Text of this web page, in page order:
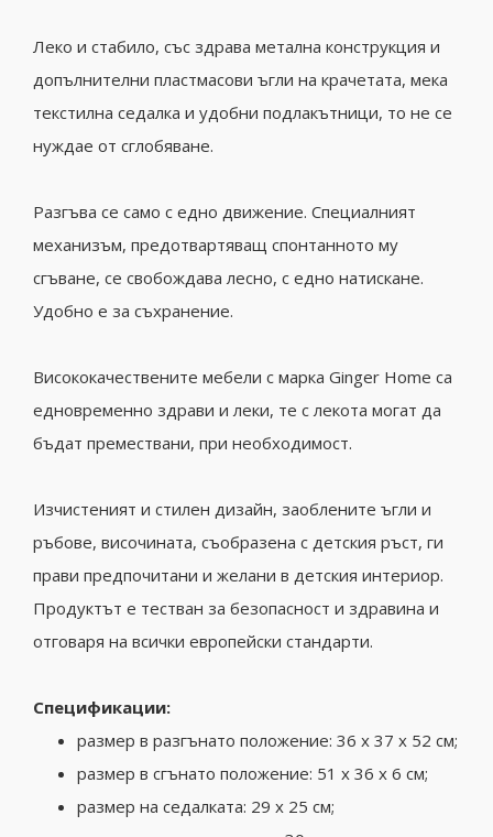
Леко и стабило, със здрава метална конструкция и
допълнителни пластмасови ъгли на крачетата, мека
текстилна седалка и удобни подлакътници, то не се
нуждае от сглобяване.
Разгъва се само с едно движение. Специалният
механизъм, предотвартяващ спонтанното му
сгъване, се свобождава лесно, с едно натискане.
Удобно е за съхранение.
Висококачествените мебели с марка Ginger Home са
едновременно здрави и леки, те с лекота могат да
бъдат премествани, при необходимост.
Изчистеният и стилен дизайн, заоблените ъгли и
ръбове, височината, съобразена с детския ръст, ги
прави предпочитани и желани в детския интериор.
Продуктът е тестван за безопасност и здравина и
отговаря на всички европейски стандарти.
Спецификации:
размер в разгънато положение: 36 x 37 x 52 см;
размер в сгънато положение: 51 x 36 x 6 см;
размер на седалката: 29 х 25 см;